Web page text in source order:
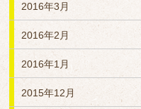
2016年3月
2016年2月
2016年1月
2015年12月